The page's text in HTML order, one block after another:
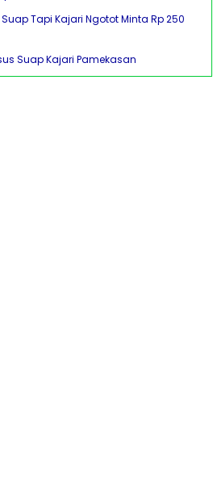
Tapi Kajari Ngotot Minta Rp 250
Suap Kajari Pamekasan